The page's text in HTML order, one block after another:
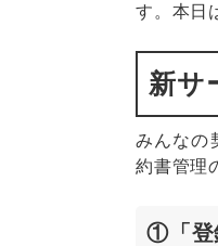
す。本日
新サ
みんなの
約書管理
①「登